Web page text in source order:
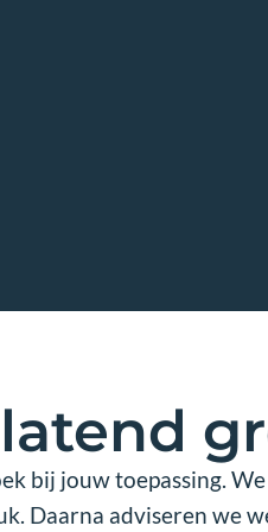
bij jouw toepassing.
Daarna adviseren we